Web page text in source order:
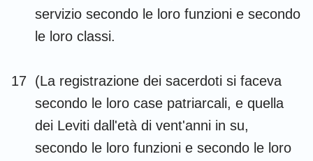
servizio secondo le loro funzioni e secondo
le loro classi.
17 (La registrazione dei sacerdoti si faceva
secondo le loro case patriarcali, e quella
dei Leviti dall'età di vent'anni in su,
secondo le loro funzioni e secondo le loro